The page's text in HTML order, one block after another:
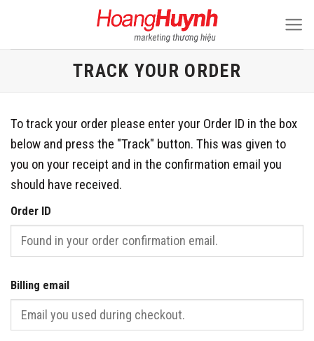
content
TRACK YOUR ORDER
To track your order please enter your Order ID in the box
below and press the "Track" button. This was given to
you on your receipt and in the confirmation email you
should have received.
Order ID
Billing email